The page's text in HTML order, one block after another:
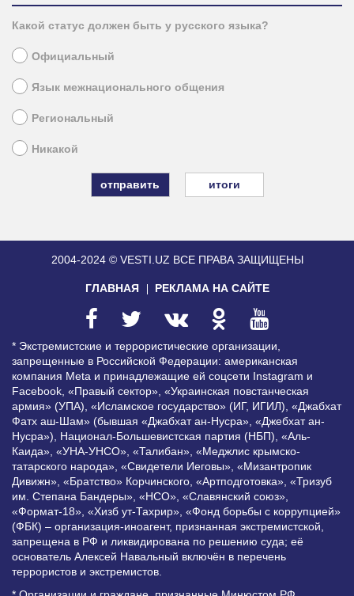
Какой статус должен быть у русского языка?
Официальный
Язык межнационального общения
Региональный
Никакой
итоги
2004-2024 © VESTI.UZ ВСЕ ПРАВА ЗАЩИЩЕНЫ
ГЛАВНАЯ РЕКЛАМА НА САЙТЕ
* Экстремистские и террористические организации,
запрещенные в Российской Федерации: американская
компания Meta и принадлежащие ей соцсети Instagram и
Facebook, «Правый сектор», «Украинская повстанческая
армия» (УПА), «Исламское государство» (ИГ, ИГИЛ), «Джабхат
Фатх аш-Шам» (бывшая «Джабхат ан-Нусра», «Джебхат ан-
Нусра»), Национал-Большевистская партия (НБП), «Аль-
Каида», «УНА-УНСО», «Талибан», «Меджлис крымско-
татарского народа», «Свидетели Иеговы», «Мизантропик
Дивижн», «Братство» Корчинского, «Артподготовка», «Тризуб
им. Степана Бандеры», «НСО», «Славянский союз»,
«Формат-18», «Хизб ут-Тахрир», «Фонд борьбы с коррупцией»
(ФБК) – организация-иноагент, признанная экстремистской,
запрещена в РФ и ликвидирована по решению суда; её
основатель Алексей Навальный включён в перечень
террористов и экстремистов.